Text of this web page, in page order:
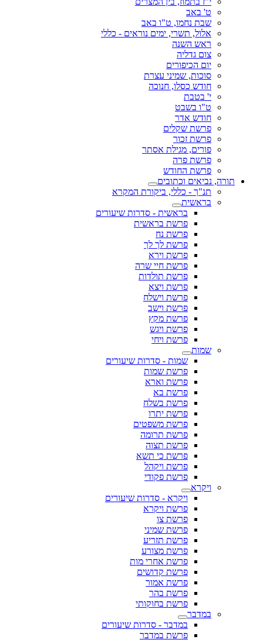
ט' באב
שבת נחמו, ט"ו באב
אלול, תשרי, ימים נוראים - כללי
ראש השנה
צום גדליה
יום הכיפורים
סוכות, שמיני עצרת
חודש כסלו, חנוכה
י' בטבת
ט"ו בשבט
חודש אדר
פרשת שקלים
פרשת זכור
פורים, מגילת אסתר
פרשת פרה
פרשת החודש
תורה, נביאים וכתובים
תנ"ך - כללי, ביקורת המקרא
בראשית
בראשית - סדרות שיעורים
פרשת בראשית
פרשת נח
פרשת לך לך
פרשת וירא
פרשת חיי שרה
פרשת תולדות
פרשת ויצא
פרשת וישלח
פרשת וישב
פרשת מקץ
פרשת ויגש
פרשת ויחי
שמות
שמות - סדרות שיעורים
פרשת שמות
פרשת וארא
פרשת בא
פרשת בשלח
פרשת יתרו
פרשת משפטים
פרשת תרומה
פרשת תצוה
פרשת כי תשא
פרשת ויקהל
פרשת פקודי
ויקרא
ויקרא - סדרות שיעורים
פרשת ויקרא
פרשת צו
פרשת שמיני
פרשת תזריע
פרשת מצורע
פרשת אחרי מות
פרשת קדושים
פרשת אמור
פרשת בהר
פרשת בחוקותי
במדבר
במדבר - סדרות שיעורים
פרשת במדבר